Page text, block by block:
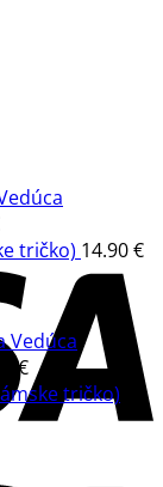
tričko) 14.90€
Vedúca
€
tričko)